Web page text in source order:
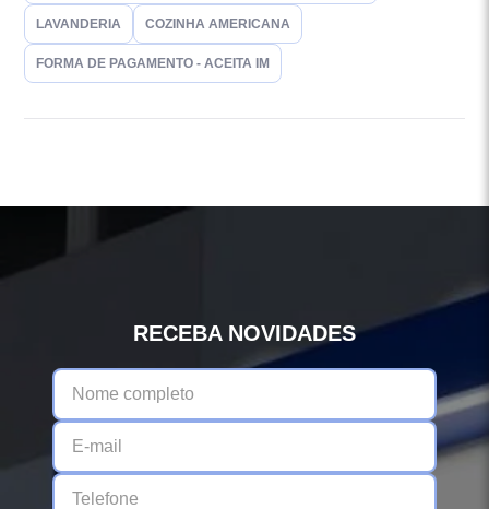
LAVANDERIA COZINHA AMERICANA
FORMA DE PAGAMENTO - ACEITA IM
RECEBA NOVIDADES